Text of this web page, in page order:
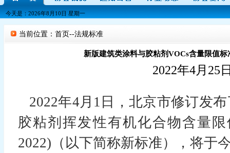
今天是：2026年8月10日 星期一
当前位置：首页--法规标准
新版建筑类涂料与胶粘剂VOCs含量限值
2022年4月25
2022年4月1日，北京市修订发
胶粘剂挥发性有机化合物含量限
2022)（以下简称新标准），将于